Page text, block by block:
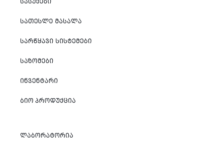
ᲡᲐᲗᲔᲡᲚᲔ ᲛᲐᲡᲐᲚᲐ
ᲡᲐᲠᲬᲧᲐᲕᲘ ᲡᲘᲡᲢᲔᲛᲔᲑᲘ
ᲡᲐᲖᲝᲛᲔᲑᲘ
ᲘᲜᲕᲔᲜᲢᲐᲠᲘ
ᲑᲘᲝ ᲞᲠᲝᲓᲣᲥᲪᲘᲐ
ᲚᲐᲑᲝᲠᲐᲢᲝᲠᲘᲐ